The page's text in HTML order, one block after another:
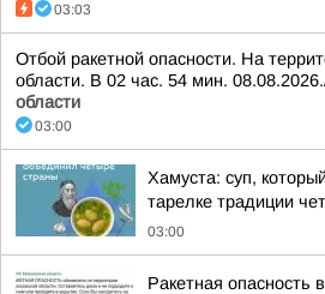
03:03
Отбой ракетной опасности. На
области. В 02 час. 54 мин.
области
03:00
Хамуста: суп,
тарелке традиции
03:00
Ракетная опасность